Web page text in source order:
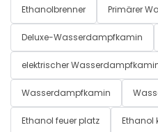
Ethanolbrenner Primärer
Deluxe-Wasserdampfkamin
elektrischer
Wasserdampfkamin
Ethanol feuer platz Ethanol